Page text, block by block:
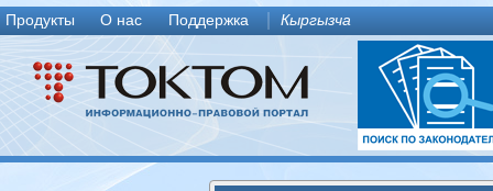
Продукты О нас Поддержка Кыргызча